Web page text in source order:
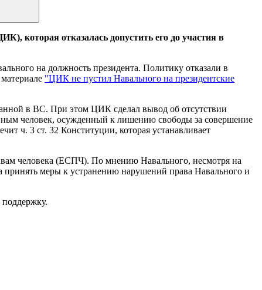
которая отказалась допустить его до участия в
на должность президента. Политику отказали в
"ЦИК не пустил Навального на президентские
в ВС. При этом ЦИК сделал вывод об отсутствии
человек, осужденный к лишению свободы за совершение
ч. 3 ст. 32 Конституции, которая устанавливает
человека (ЕСПЧ). По мнению Навального, несмотря на
меры к устранению нарушений права Навального и